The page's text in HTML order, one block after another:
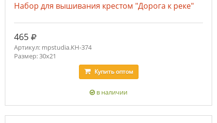
Набор для вышивания крестом "Дорога к реке"
465 руб.
Артикул: mpstudia.КН-374
Размер: 30x21
Купитьоптом
в наличии